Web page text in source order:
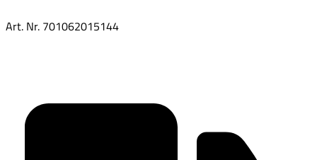
Art. Nr. 701062015144